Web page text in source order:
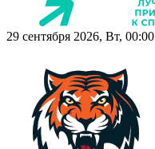
29 сентября 2026, Вт, 00:00